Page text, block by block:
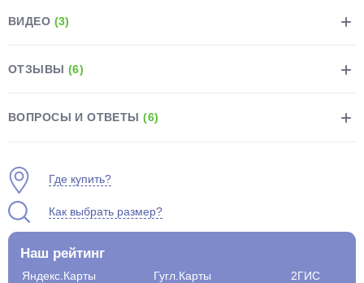
ВИДЕО (3)
ОТЗЫВЫ (6)
ВОПРОСЫ И ОТВЕТЫ(6)
Где купить?
Как выбрать размер?
Наш рейтинг
Яндекс.Карты
Гугл.Карты
2ГИС